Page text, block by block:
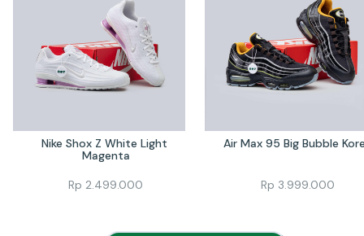
Nike Shox Z White Light
Magenta
Rp 2.499.000
Air Max 95 Big Bubble
Rp 3.999.000